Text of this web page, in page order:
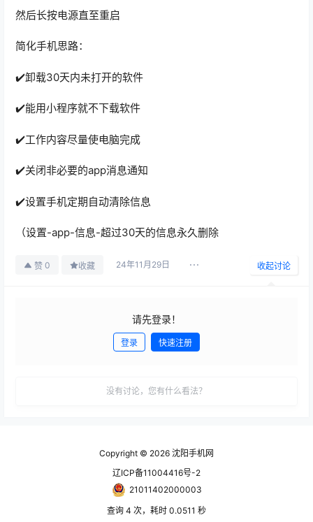
然后长按电源直至重启
简化手机思路：
✔️卸载30天内未打开的软件
✔️能用小程序就不下载软件
✔️工作内容尽量使电脑完成
✔️关闭非必要的app消息通知
✔️设置手机定期自动清除信息
（设置-app-信息-超过30天的信息永久删除
赞 0 收藏 24年11月29日 收起讨论
请先登录！
登录 快速注册
没有讨论，您有什么看法？
Copyright © 2026 沈阳手机网
辽ICP备11004416号-2
21011402000003
查询 4 次，耗时 0.0511 秒